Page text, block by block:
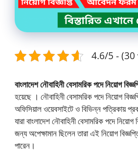
4.6/5 - (30
বাংলাদেশ নৌবাহিনী বেসামরিক পদে নিয়োগ
হয়েছে । নৌবাহিনী বেসামরিক পদে নিয়োগ
অফিসিয়াল ওয়েবসাইটে ও বিভিন্ন পত্রিকায়
যারা বাংলাদেশ নৌবাহিনী বেসামরিক পদে
জন্য অপেক্ষামান ছিলেন তারা এই নিয়োগ
পারেন।